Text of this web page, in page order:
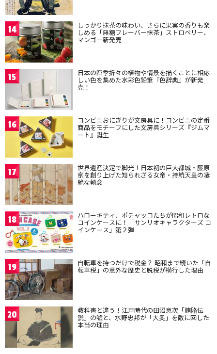
14 しっかり抹茶の味わい、さらに果実の香りも楽
しめる「無糖フレーバー抹茶」ストロベリー、
マンゴー新発売
15 日本の四季折々の植物や情景を描くことに相応
しい色を集めた水彩色鉛筆『色辞典』が新発
売！
16 コンビニおにぎりが文房具に！コンビニの定番
商品をモチーフにした文房具シリーズ『ジムマ
ート』誕生
17 世界遺産決定で脚光！日本初の巨大都城・藤原
京を創り上げた知られざる女帝・持統天皇の凄
絶な執念
18 ハローキティ、ポチャッコたちが昭和レトロな
コインケースに！「サンリオキャラクターズ コ
インケース」第２弾
19 自転車を持つだけで税金？ 昭和まで続いた「自
転車税」の意外な歴史と脱税が横行した理由
20 教科書と違う！江戸時代の田沼意次「賄賂伝
説」の嘘と、水野忠邦が「大奥」を敵に回した
本当の理由